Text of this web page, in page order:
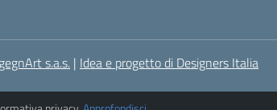
s.a.s. | Idea e progetto di Designers Italia